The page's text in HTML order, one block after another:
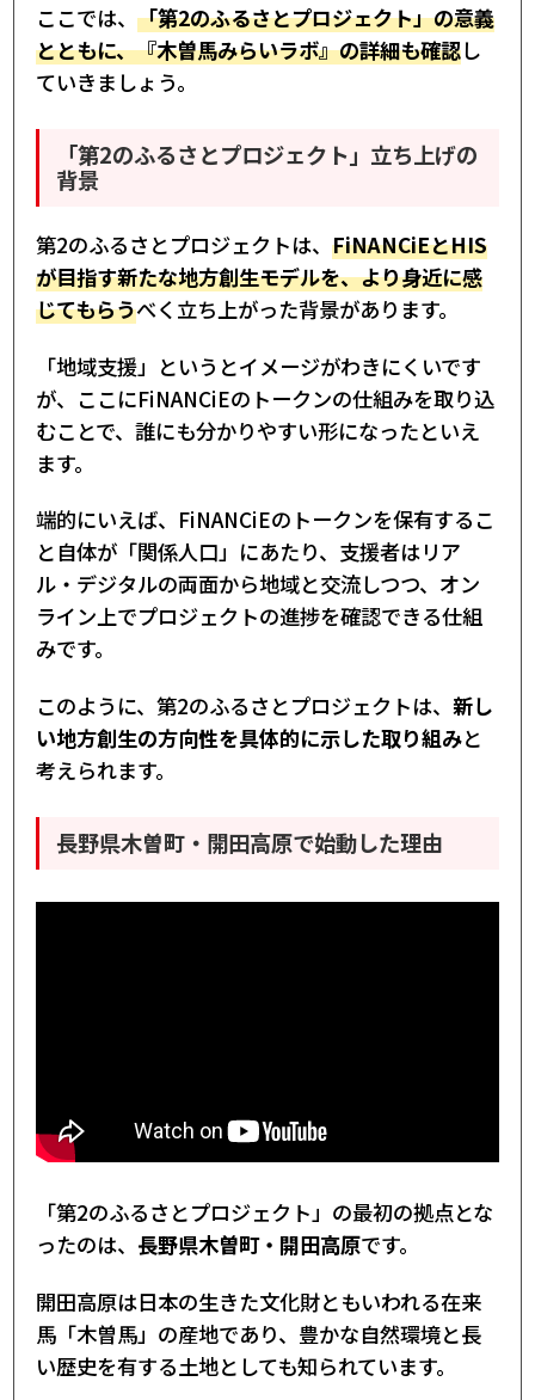
ここでは、 「第2のふるさとプロジェクト」の意義
とともに、『木曽馬みらいラボ』の詳細も確認し
ていきましょう。
「第2のふるさとプロジェクト」立ち上げの
背景
第2のふるさとプロジェクトは、 FiNANCiEとHIS
が目指す新たな地方創生モデルを、より身近に感
じてもらうべく立ち上がった背景があります。
「地域支援」というとイメージがわきにくいです
が、ここにFiNANCiEのトークンの仕組みを取り込
むことで、誰にも分かりやすい形になったといえ
ます。
端的にいえば、FiNANCiEのトークンを保有するこ
と自体が「関係人口」にあたり、支援者はリア
ル・デジタルの両面から地域と交流しつつ、オン
ライン上でプロジェクトの進捗を確認できる仕組
みです。
このように、第2のふるさとプロジェクトは、 新し
い地方創生の方向性を具体的に示した取り組みと
考えられます。
長野県木曽町・開田高原で始動した理由
「第2のふるさとプロジェクト」の最初の拠点とな
ったのは、 長野県木曽町・開田高原です。
開田高原は日本の生きた文化財ともいわれる在来
馬「木曽馬」の産地であり、豊かな自然環境と長
い歴史を有する土地としても知られています。